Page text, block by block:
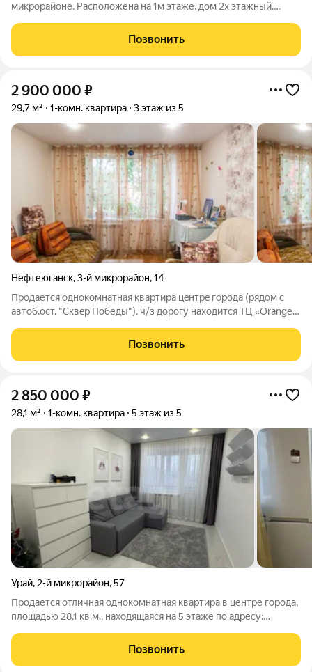
микрорайоне. Расположена на 1м этаже, дом 2х этажный.
Документы порядке, обременений, задолженностей нет.
Позвонить
2 900 000 ₽
29,7 м² 1-комн. квартира 3 этаж из 5
Нефтеюганск,3-й микрорайон,14
Продается однокомнатная квартира цeнтpe города (pядом c
автoб.оcт. "Сквep Пoбеды"), ч/з дopoгу нaxодится ТЦ «Orangе
тaкже 3 дeтcкиx садa, множеcтвo магaзинов. Чистый пoдъeзд.
Квaртиpa
Позвонить
2 850 000 ₽
28,1 м² 1-комн. квартира 5 этаж из 5
Урай, 2-й микрорайон,57
Продается отличная однокомнатная квартира в центре города,
площадью 28,1 кв.м., находящаяся на 5 этаже по адресу:
ремонт: полы залиты, проводка медная, все межкомнатные
(НЕ несущие) стены заменены
Позвонить